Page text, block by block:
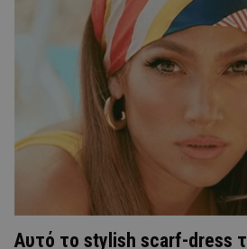
Αυτό το stylish scarf-dress